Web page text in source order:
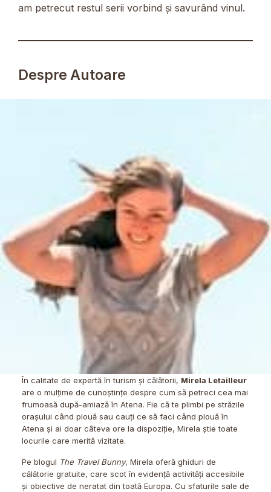
am petrecut restul serii vorbind și savurând vinul.
Despre Autoare
În calitate de expertă în turism și călătorii, Mirela Letailleur
are o mulțime de cunoștințe despre cum să petreci cea mai
frumoasă după-amiază în Atena. Fie că te plimbi pe străzile
orașului când plouă sau cauți ce să faci când plouă în
Atena și ai doar câteva ore la dispoziție, Mirela știe toate
locurile care merită vizitate.
Pe blogul The Travel Bunny, Mirela oferă ghiduri de
călătorie gratuite, care scot în evidență activități accesibile
și obiective de neratat din toată Europa. Cu sfaturile sale de